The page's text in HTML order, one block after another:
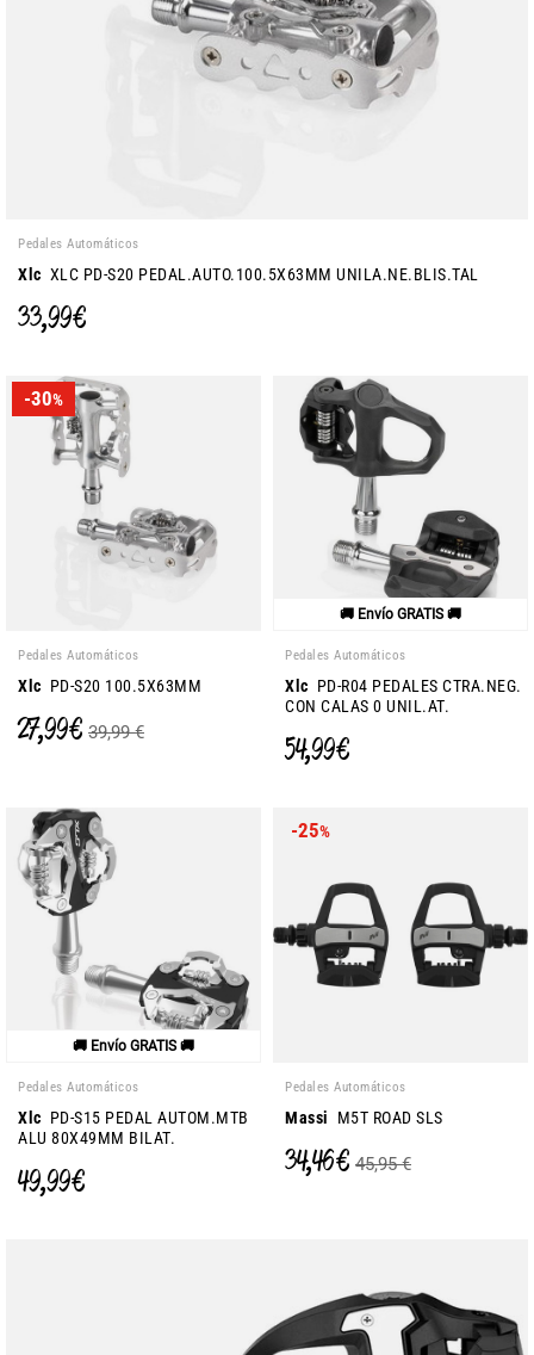
Pedales Automáticos
Xlc XLC PD-S20 PEDAL.AUTO.100.5X63MM UNILA.NE.BLIS.TAL
33,99 €
-30%
Pedales Automáticos
Xlc PD-S20 100.5X63MM
27,99 € 39,99 €
🚚 Envío GRATIS 🚚
Pedales Automáticos
Xlc PD-R04 PEDALES CTRA.NEG.
CON CALAS 0 UNIL.AT.
54,99 €
🚚 Envío GRATIS 🚚
Pedales Automáticos
Xlc PD-S15 PEDAL AUTOM.MTB
ALU 80X49MM BILAT.
49,99 €
-25%
Pedales Automáticos
Massi M5T ROAD SLS
34,46 € 45,95 €